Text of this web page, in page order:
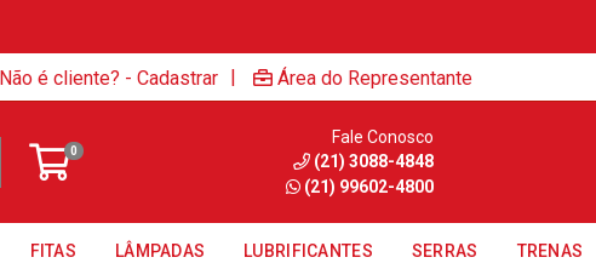
Não é cliente? - Cadastrar | Área do Representante
0
Fale Conosco
(21) 3088-4848
(21) 99602-4800
FITAS LÂMPADAS LUBRIFICANTES SERRAS TRENAS